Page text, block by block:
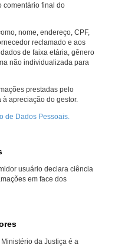
comentário final do
nome, endereço, CPF,
reclamado e aos
de faixa etária, gênero
não individualizada para
prestadas pelo
apreciação do gestor.
de Dados Pessoais.
usuário declara ciência
em face dos
da Justiça é a